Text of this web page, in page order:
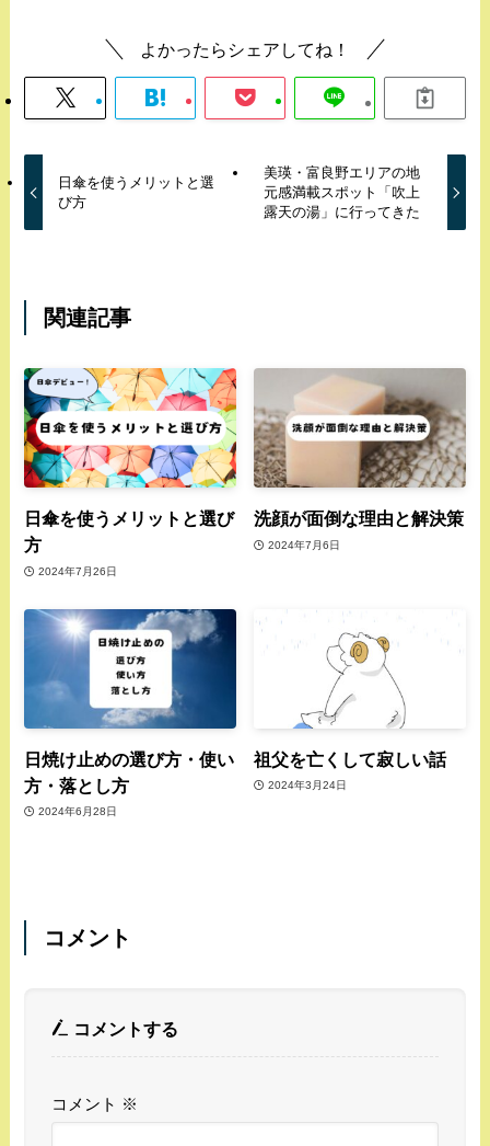
よかったらシェアしてね！
日傘を使うメリットと選
び方
美瑛・富良野エリアの地
元感満載スポット「吹上
露天の湯」に行ってきた
関連記事
日傘を使うメリットと選び
方
2024年7月26日
洗顔が面倒な理由と解決策
2024年7月6日
日焼け止めの選び方・使い
方・落とし方
2024年6月28日
祖父を亡くして寂しい話
2024年3月24日
コメント
コメントする
コメント ※